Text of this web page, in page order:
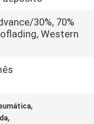
30%, 70%
Western
,
,